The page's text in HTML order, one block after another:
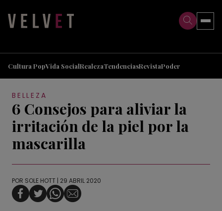
Cultura PopVida SocialRealezaTendenciasRevistaPoder
BELLEZA
6 Consejos para aliviar la
irritación de la piel por la
mascarilla
POR SOLE HOTT | 29 ABRIL 2020